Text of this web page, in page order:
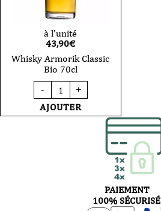
à l'unité
43,90€
Whisky Armorik Classic
Bio 70cl
-
quantité
de
Whisky
Armorik
+
AJOUTER
PAIEMENT
100% SÉCURISÉ